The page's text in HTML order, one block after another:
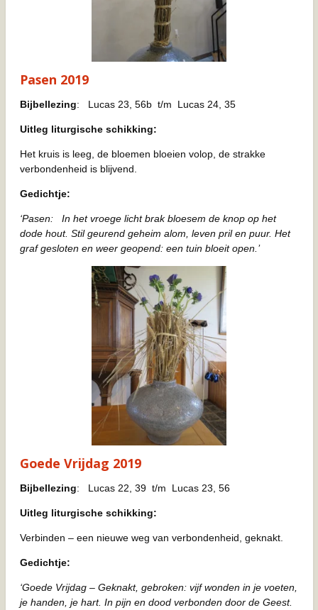
Pasen 2019
Bijbellezing: Lucas 23, 56b t/m Lucas 24, 35
Uitleg liturgische schikking:
Het kruis is leeg, de bloemen bloeien volop, de strakke
verbondenheid is blijvend.
Gedichtje:
‘Pasen: In het vroege licht brak bloesem de knop op het
dode hout. Stil geurend geheim alom, leven pril en puur. Het
graf gesloten en weer geopend: een tuin bloeit open.’
Goede Vrijdag 2019
Bijbellezing: Lucas 22, 39 t/m Lucas 23, 56
Uitleg liturgische schikking:
Verbinden – een nieuwe weg van verbondenheid, geknakt.
Gedichtje:
‘Goede Vrijdag – Geknakt, gebroken: vijf wonden in je voeten,
je handen, je hart. In pijn en dood verbonden door de Geest.